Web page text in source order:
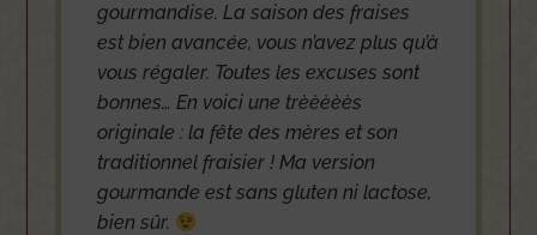
gourmandise. La saison des fraises
est bien avancée, vous n’avez plus qu’à
vous régaler. Toutes les excuses sont
bonnes… En voici une trèèèèès
originale : la fête des mères et son
traditionnel fraisier ! Ma version
gourmande est sans gluten ni lactose,
bien sûr.